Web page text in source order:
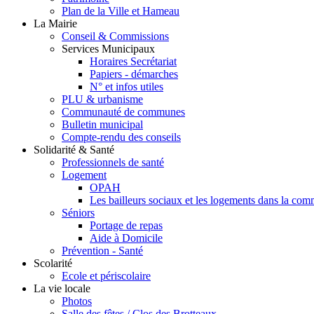
Plan de la Ville et Hameau
La Mairie
Conseil & Commissions
Services Municipaux
Horaires Secrétariat
Papiers - démarches
N° et infos utiles
PLU & urbanisme
Communauté de communes
Bulletin municipal
Compte-rendu des conseils
Solidarité & Santé
Professionnels de santé
Logement
OPAH
Les bailleurs sociaux et les logements dans la
Séniors
Portage de repas
Aide à Domicile
Prévention - Santé
Scolarité
Ecole et périscolaire
La vie locale
Photos